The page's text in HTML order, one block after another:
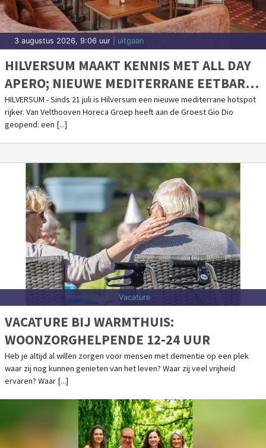
3 augustus 2026, 9:06 uur | uitgaan
HILVERSUM MAAKT KENNIS MET ALL DAY
APERO; NIEUWE MEDITERRANE EETBAR
AAN DE GROEST BRENGT LUNCH, APERO,
DINER, COCKTAILS EN VINYL SAMEN
HILVERSUM - Sinds 21 juli is Hilversum een nieuwe mediterrane hotspot
rijker. Van Velthooven Horeca Groep heeft aan de Groest Gio Dio
geopend: een [...]
Vacature
VACATURE BIJ WARMTHUIS:
WOONZORGHELPENDE 12-24 UUR
Heb je altijd al willen zorgen voor mensen met dementie op een plek
waar zij nog kunnen genieten van het leven? Waar zij veel vrijheid
ervaren? Waar [...]